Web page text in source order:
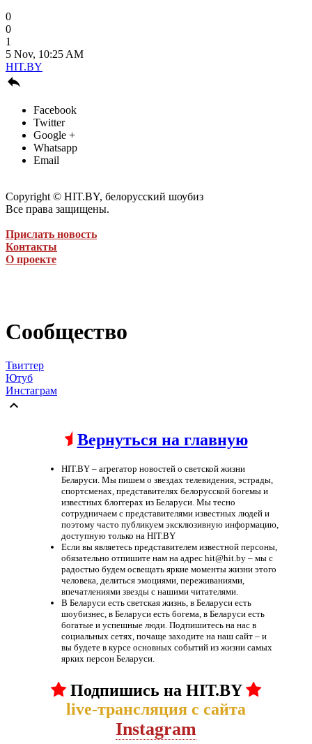
0
0
1
5 Nov, 10:25 AM
HIT.BY

Facebook
Twitter
Google +
Whatsapp
Email
Copyright © HIT.BY, белорусский шоубиз
Все права защищены.
Прислать новость
Контакты
О проекте
Сообщество
Твиттер
Ютуб
Инстаграм

Вернуться на главную
HIT.BY – агрегатор новостей о светской жизни
Беларуси. Мы пишем о звездах телевидения, эстрады,
спортсменах, представителях белорусской богемы и
известных блоггерах из Беларуси. Мы тесно
сотрудничаем с представителями известных людей и
поэтому часто публикуем эксклюзивную информацию,
доступную только на HIT.BY
Если вы являетесь представителем известной персоны,
обязательно отпишите нам на адрес hit@hit.by – мы с
радостью будем освещать яркие моменты жизни этого
человека, делиться эмоциями, переживаниями,
впечатлениями звезды с нашими читателями.
В Беларуси есть светская жизнь, в Беларуси есть
шоубизнес, в Беларуси есть богема, в Беларуси есть
богатые и успешные люди. Подпишитесь на нас в
социальных сетях, почаще заходите на наш сайт – и
вы будете в курсе основных событий из жизни самых
ярких персон Беларуси.
Подпишись на HIT.BY
live-трансляция с сайта
Instagram